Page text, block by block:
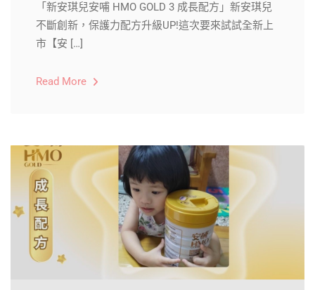
「新安琪兒安哺 HMO GOLD 3 成長配方」新安琪兒
不斷創新，保護力配方升級UP!這次要來試試全新上
市【安 […]
Read More